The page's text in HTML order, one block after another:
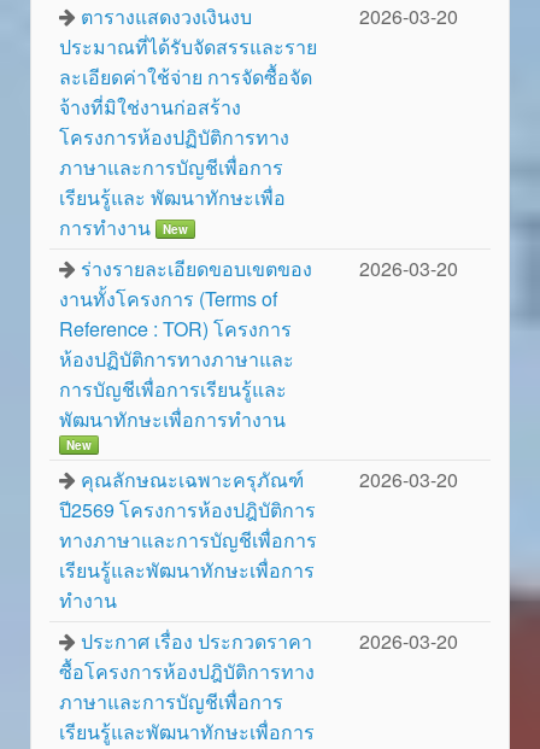
ตารางแสดงวงเงินงบ
ประมาณที่ได้รับจัดสรรและราย
ละเอียดค่าใช้จ่าย การจัดซื้อจัด
จ้างที่มิใช่งานก่อสร้าง
โครงการห้องปฏิบัติการทาง
ภาษาและการบัญชีเพื่อการ
เรียนรู้และ พัฒนาทักษะเพื่อ
การทำงาน
New
2026-03-20
ร่างรายละเอียดขอบเขตของ
งานทั้งโครงการ (Terms of
Reference : TOR) โครงการ
ห้องปฏิบัติการทางภาษาและ
การบัญชีเพื่อการเรียนรู้และ
พัฒนาทักษะเพื่อการทำงาน
New
2026-03-20
คุณลักษณะเฉพาะครุภัณฑ์
ปี2569 โครงการห้องปฎิบัติการ
ทางภาษาและการบัญชีเพื่อการ
เรียนรู้และพัฒนาทักษะเพื่อการ
ทำงาน
2026-03-20
ประกาศ เรื่อง ประกวดราคา
ซื้อโครงการห้องปฎิบัติการทาง
ภาษาและการบัญชีเพื่อการ
เรียนรู้และพัฒนาทักษะเพื่อการ
2026-03-20